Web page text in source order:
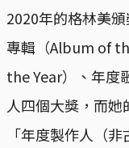
2020年的格林美
專輯（Album of
the Year）、年度
人四個大獎，而
「年度製作人（